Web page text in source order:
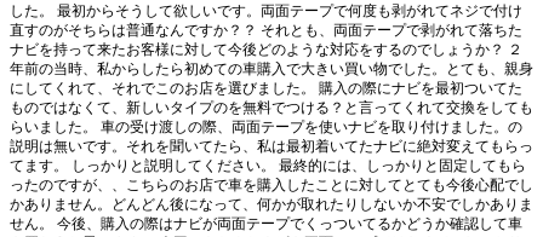
した。 最初からそうして欲しいです。両面テープで何度も剥がれてネジで付け
直すのがそちらは普通なんですか？？ それとも、両面テープで剥がれて落ちた
ナビを持って来たお客様に対して今後どのような対応をするのでしょうか？ ２
年前の当時、私からしたら初めての車購入で大きい買い物でした。とても、親身
にしてくれて、それでこのお店を選びました。 購入の際にナビを最初ついてた
ものではなくて、新しいタイプのを無料でつける？と言ってくれて交換をしても
らいました。 車の受け渡しの際、両面テープを使いナビを取り付けました。の
説明は無いです。それを聞いてたら、私は最初着いてたナビに絶対変えてもらっ
てます。 しっかりと説明してください。 最終的には、しっかりと固定してもら
ったのですが、、こちらのお店で車を購入したことに対してとても今後心配でし
かありません。どんどん後になって、何かが取れたりしないか不安でしかありま
せん。 今後、購入の際はナビが両面テープでくっついてるかどうか確認して車